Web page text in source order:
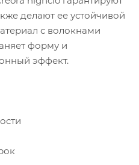
делают ее устойчивой
с волокнами
форму и
эффект.